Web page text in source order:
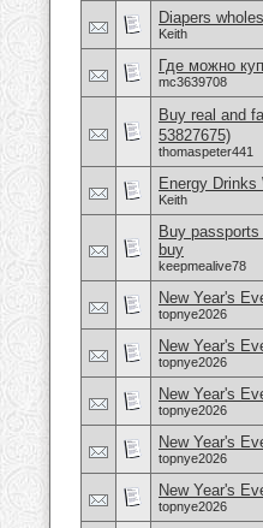
Diapers
Keith
Где можно
mc3639708
Buy real and
53827675)
thomaspeter441
Energy Drinks
Keith
Buy
buy
keepmealive78
New Year's
topnye2026
New Year's
topnye2026
New Year's
topnye2026
New Year's
topnye2026
New Year's
topnye2026